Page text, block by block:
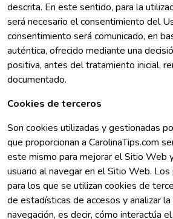
descrita. En este sentido, para la
será necesario el consentimiento del
consentimiento será comunicado, en
auténtica, ofrecido mediante una
positiva, antes del tratamiento inicial,
documentado.
Cookies de terceros
Son cookies utilizadas y gestionadas
que proporcionan a CarolinaTips.com
este mismo para mejorar el Sitio Web
usuario al navegar en el Sitio Web.
para los que se utilizan cookies de
de estadísticas de accesos y analizar
navegación, es decir, cómo interactúa